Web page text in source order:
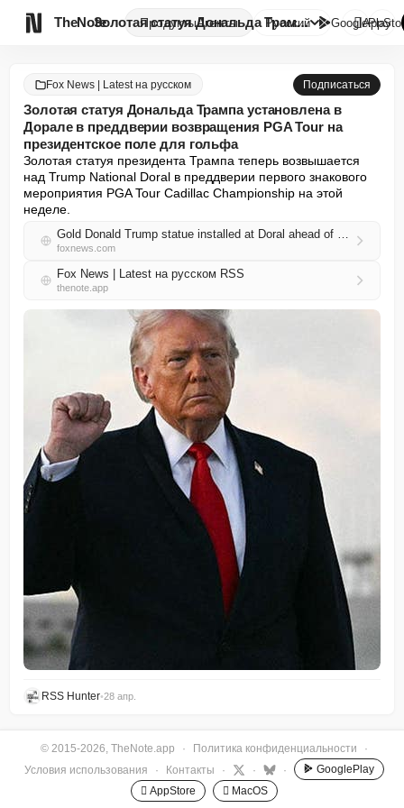
TheNote ПродуктыАгенты Золотая статуя Дональда Трампа...
Русский GooglePlay

Fox News | Latest на русском Подписаться
Золотая статуя Дональда Трампа установлена в
Дорале в преддверии возвращения PGA Tour на
президентское поле для гольфа
Золотая статуя президента Трампа теперь возвышается
над Trump National Doral в преддверии первого знакового
мероприятия PGA Tour Cadillac Championship на этой
неделе.
Gold Donald Trump statue installed at Doral ahead of PGA Tour's return to president's golf course
foxnews.com
Fox News | Latest на русском RSS
thenote.app
RSS Hunter•28 апр.
© 2015-2026, TheNote.app · Политика конфиденциальности
·
Условия использования
· Контакты · · ·
GooglePlay
 AppStore
 MacOS